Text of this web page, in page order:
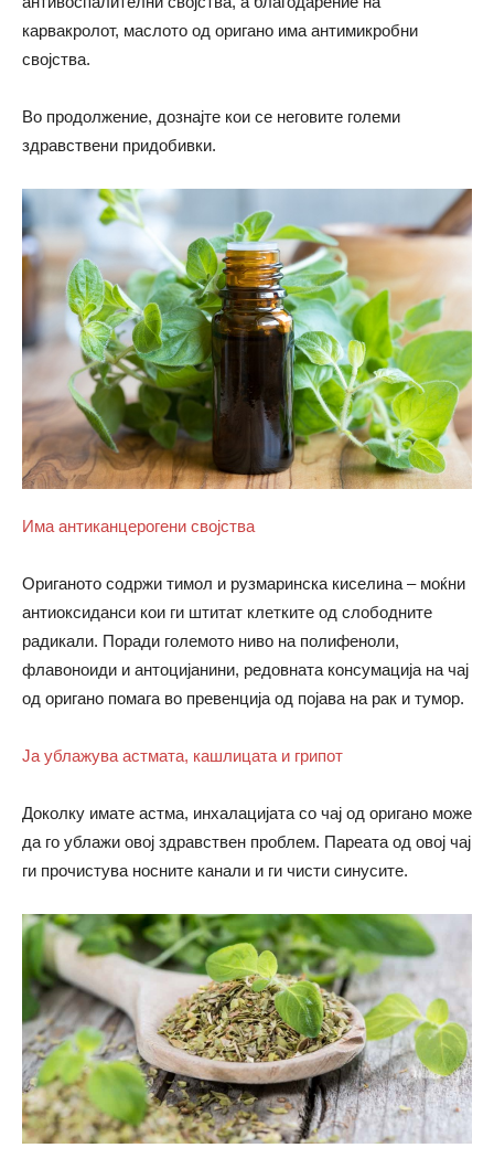
карвакролот, маслото од оригано има антимикробни
својства.
Во продолжение, дознајте кои се неговите големи
здравствени придобивки.
Има антиканцерогени својства
Ориганото содржи тимол и рузмаринска киселина – моќни
антиоксиданси кои ги штитат клетките од слободните
радикали. Поради големото ниво на полифеноли,
флавоноиди и антоцијанини, редовната консумација на чај
од оригано помага во превенција од појава на рак и тумор.
Ја ублажува астмата, кашлицата и грипот
Доколку имате астма, инхалацијата со чај од оригано може
да го ублажи овој здравствен проблем. Пареата од овој чај
ги прочистува носните канали и ги чисти синусите.